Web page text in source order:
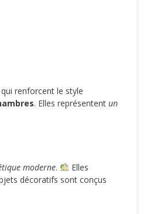
qui renforcent le style
. Elles représentent un
moderne.
Elles
décoratifs sont conçus